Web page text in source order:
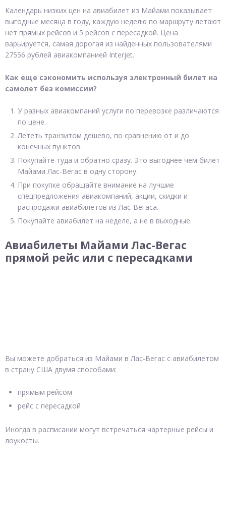
Календарь низких цен на авиабилет из Майами показывает
выгодные месяца в году, каждую неделю по маршруту летают
нет прямых рейсов и 5 рейсов с пересадкой. Цена
варьируется, самая дорогая из найденных пользователями
27556 рублей авиакомпанией Interjet.
Как еще сэкономить используя электронный билет на
самолет без комиссии?
У разных авиакомпаний услуги по перевозке различаются
по цене.
Лететь транзитом дешево, по сравнению от и до
конечных пунктов.
Покупайте туда и обратно сразу. Это выгоднее чем билет
Майами Лас-Вегас в одну сторону.
При покупке обращайте внимание на лучшие
спецпредложения авиакомпаний, акции, скидки и
распродажи авиабилетов из Лас-Вегаса.
Покупайте авиабилет на неделе, а не в выходные.
Авиабилеты Майами Лас-Вегас
прямой рейс или с пересадками
Вы можете добраться из Майами в Лас-Вегас с авиабилетом
в страну США двумя способами:
прямым рейсом
рейс с пересадкой
Иногда в расписании могут встречаться чартерные рейсы и
лоукосты.